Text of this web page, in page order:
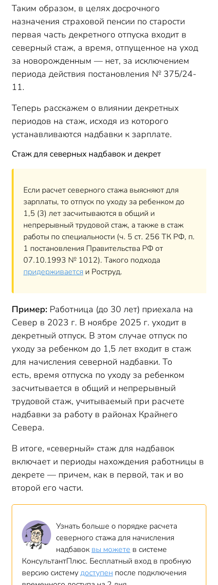
Таким образом, в целях досрочного
назначения страховой пенсии по старости
первая часть декретного отпуска входит в
северный стаж, а время, отпущенное на уход
за новорожденным — нет, за исключением
периода действия постановления № 375/24-
11.
Теперь расскажем о влиянии декретных
периодов на стаж, исходя из которого
устанавливаются надбавки к зарплате.
Стаж для северных надбавок и декрет
Если расчет северного стажа выясняют для
зарплаты, то отпуск по уходу за ребенком до
1,5 (3) лет засчитываются в общий и
непрерывный трудовой стаж, а также в стаж
работы по специальности (ч. 5 ст. 256 ТК РФ, п.
1 постановления Правительства РФ от
07.10.1993 № 1012). Такого подхода
придерживается и Роструд.
Пример: Работница (до 30 лет) приехала на
Север в 2023 г. В ноябре 2025 г. уходит в
декретный отпуск. В этом случае отпуск по
уходу за ребенком до 1,5 лет входит в стаж
для начисления северной надбавки. То
есть, время отпуска по уходу за ребенком
засчитывается в общий и непрерывный
трудовой стаж, учитываемый при расчете
надбавки за работу в районах Крайнего
Севера.
В итоге, «северный» стаж для надбавок
включает и периоды нахождения работницы в
декрете — причем, как в первой, так и во
второй его части.
Узнать больше о порядке расчета
северного стажа для начисления
надбавок вы можете в системе
КонсультантПлюс. Бесплатный вход в пробную
версию системудоступен после подключения